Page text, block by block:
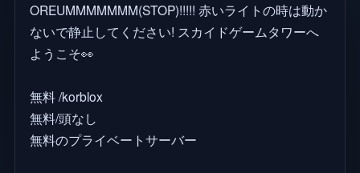
OREUMMMMMMM(STOP)!!!!! 赤いライトの時は動か
ないで静止してください! スカイドゲームタワーへ
ようこそ👀
無料 /korblox
無料/頭なし
無料のプライベートサーバー